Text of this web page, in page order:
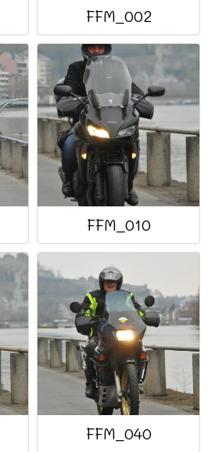
FFM_002
FFM_010
FFM_040